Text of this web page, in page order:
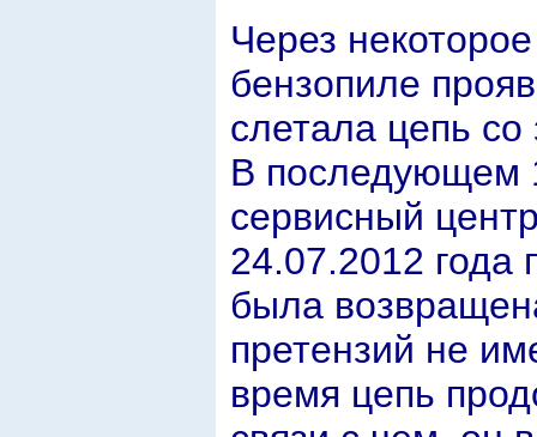
Через
бензопиле
слетала цепь со
В последующем
сервисный
24.07.2012 года
была
претензий не
время цепь